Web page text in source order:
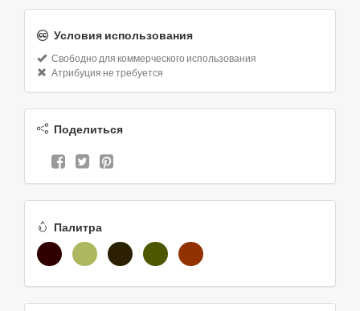
Условия использования
Свободно для коммерческого использования
Атрибуция не требуется
Поделиться
Палитра